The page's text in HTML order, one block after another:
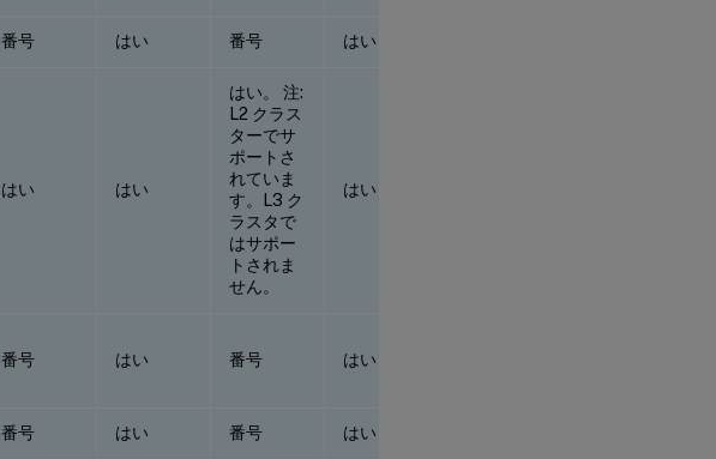
番号 はい 番号 はい
はい はい
はい。 注:
L2 クラス
ターでサ
ポートさ
れていま
す。L3 ク
ラスタで
はサポー
トされま
せん。
はい
番号 はい 番号 はい
番号 はい 番号 はい